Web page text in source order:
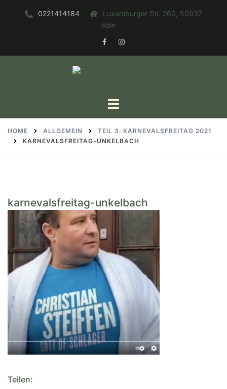
0221414184
Luxemburger Str. 260, 50937
Köln
FACEBOOKINSTAGRAM
Toggle
HOME ALLGEMEIN
TEIL 3: KARNEVALSFREITAG 2021
KARNEVALSFREITAG-UNKELBACH
karnevalsfreitag-unkelbach
Teilen: